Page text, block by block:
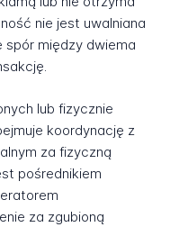
nie jest uwalniana
spór między dwiema
lub fizycznie
koordynację z
za fizyczną
pośrednikiem
za zgubioną